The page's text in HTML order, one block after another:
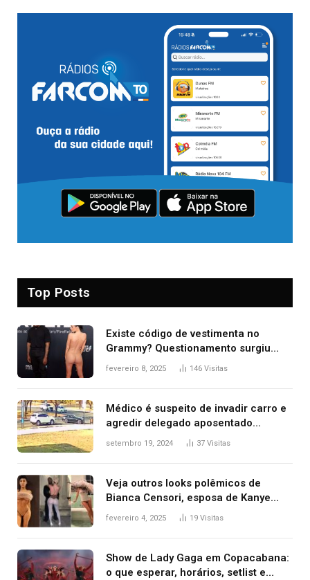
Top Posts
Existe código de vestimenta no
Grammy? Questionamento surgiu
após Bianca Censori, mulher de
fevereiro 8, 2025 146 Visitas
Médico é suspeito de invadir carro e
agredir delegado aposentado
durante confusão no trânsito
setembro 19, 2024 37 Visitas
Veja outros looks polêmicos de
Bianca Censori, esposa de Kanye
West que apareceu nua no Grammy
fevereiro 4, 2025 19 Visitas
Show de Lady Gaga em Copacabana:
o que esperar, horários, setlist e